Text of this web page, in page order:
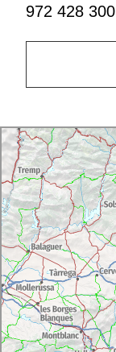
972 428 300